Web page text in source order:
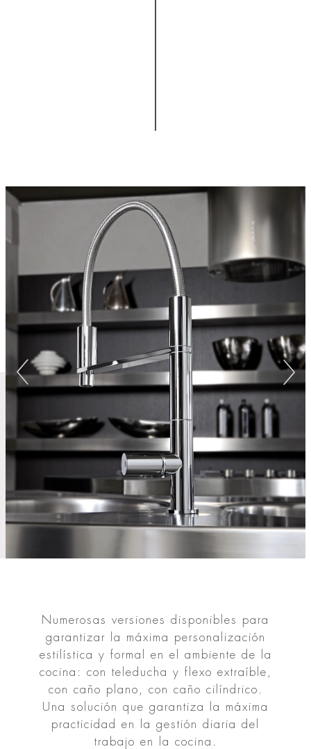
Numerosas versiones disponibles para
garantizar la máxima personalización
estilística y formal en el ambiente de la
cocina: con teleducha y flexo extraíble,
con caño plano, con caño cilíndrico.
Una solución que garantiza la máxima
practicidad en la gestión diaria del
trabajo en la cocina.